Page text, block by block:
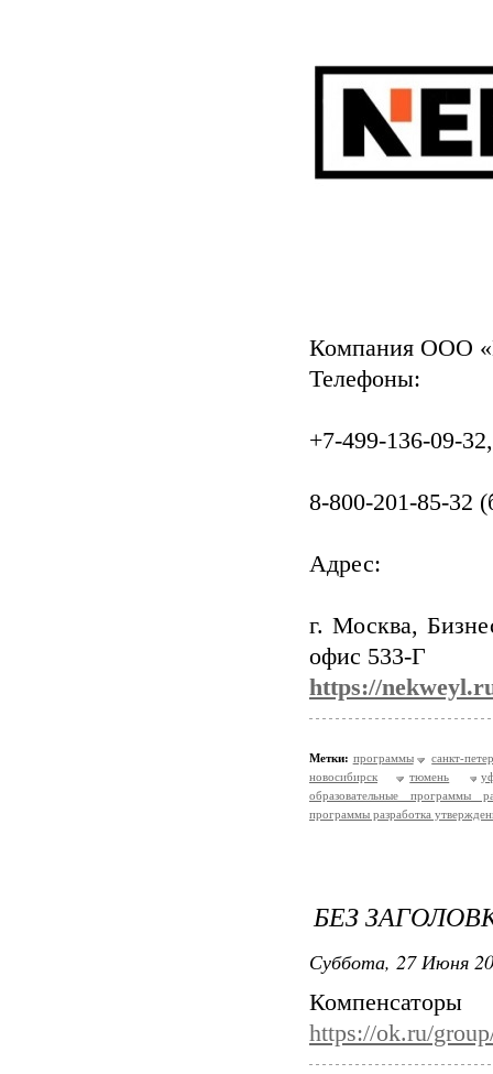
Компания ООО
Телефоны:
+7-499-136-09-32,
8-800-201-85-32
Адрес:
г. Москва,
офис 533-Г
https://
Метки: программы
санкт-
новосибирск
тюмень
образовательные программы
программы разработка
БЕЗ
Суббота, 27 Июня
https://ok.ru/